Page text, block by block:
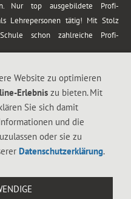
Nur top ausgebildete Profi-
Lehrepersonen tätig! Mit Stolz
schon zahlreiche Profi-
Lassen Sie sich faszinieren von
mit sprachlichen Sequenzen,
wie Kaninchen, Vasen, Seilen,
Website zu optimieren
Erlebnis zu bieten. Mit
Sie sich damit
und die
oder sie zu
Datenschutzerklärung.